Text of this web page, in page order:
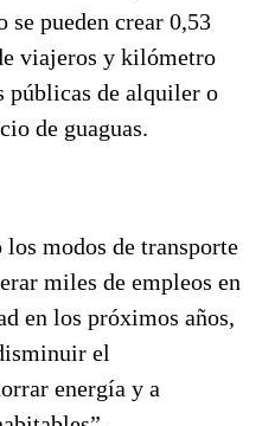
pueden crear 0,53
viajeros y kilómetro
públicas de alquiler o
de guaguas.
modos de transporte
miles de empleos en
en los próximos años,
el
energía y a